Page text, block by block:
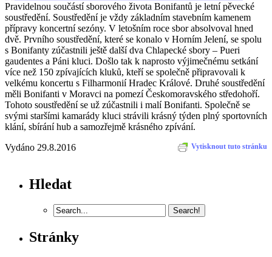
Pravidelnou součástí sborového života Bonifantů je letní pěvecké
soustředění. Soustředění je vždy základním stavebním kamenem
přípravy koncertní sezóny. V letošním roce sbor absolvoval hned
dvě. Prvního soustředění, které se konalo v Horním Jelení, se spolu
s Bonifanty zúčastnili ještě další dva Chlapecké sbory – Pueri
gaudentes a Páni kluci. Došlo tak k naprosto výjimečnému setkání
více než 150 zpívajících kluků, kteří se společně připravovali k
velkému koncertu s Filharmonií Hradec Králové. Druhé soustředění
měli Bonifanti v Moravci na pomezí Českomoravského středohoří.
Tohoto soustředění se už zúčastnili i malí Bonifanti. Společně se
svými staršími kamarády kluci strávili krásný týden plný sportovních
klání, sbírání hub a samozřejmě krásného zpívání.
Vytisknout tuto stránku
Vydáno 29.8.2016
Hledat
Stránky